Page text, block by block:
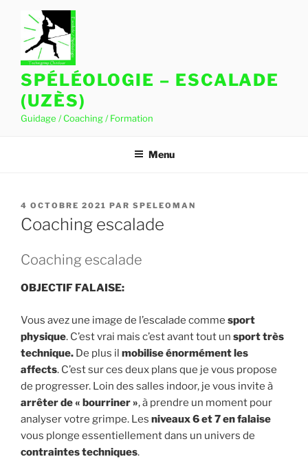
contenu
principal
SPÉLÉOLOGIE – ESCALADE
(UZÈS)
Guidage / Coaching / Formation
Menu
PUBLIÉ
LE
4 OCTOBRE 2021 PAR SPELEOMAN
Coaching escalade
Coaching escalade
OBJECTIF FALAISE:
Vous avez une image de l’escalade comme sport
physique. C’est vrai mais c’est avant tout un sport très
technique. De plus il mobilise énormément les
affects. C’est sur ces deux plans que je vous propose
de progresser. Loin des salles indoor, je vous invite à
arrêter de « bourriner », à prendre un moment pour
analyser votre grimpe. Les niveaux 6 et 7 en falaise
vous plonge essentiellement dans un univers de
contraintes techniques.